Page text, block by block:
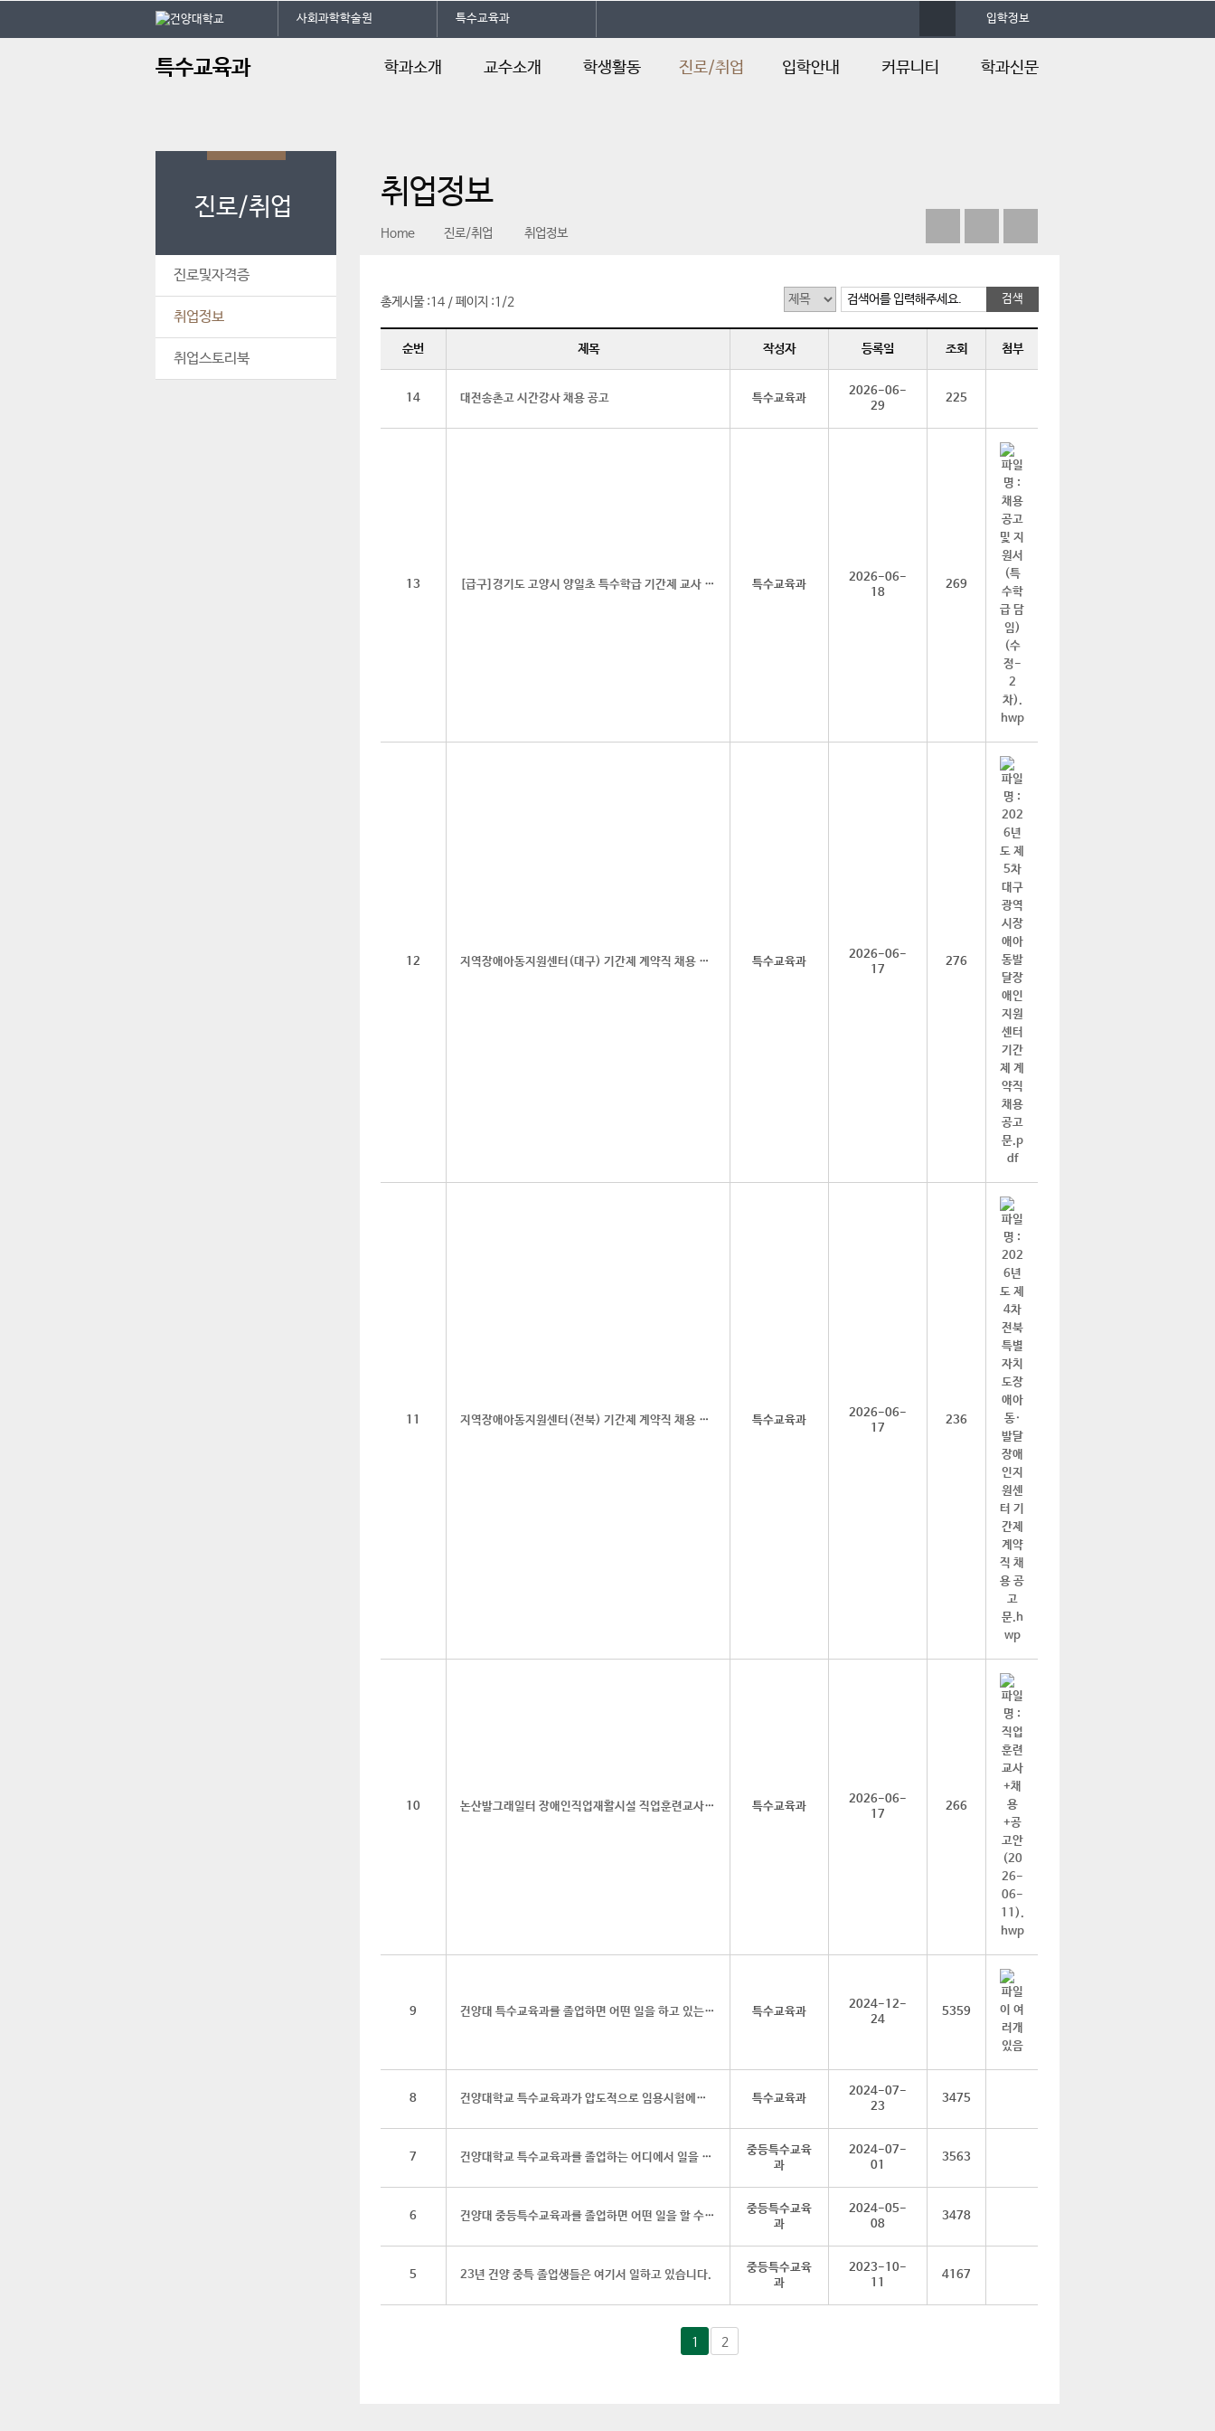
사회과학학술원 특수교육과
맵
입학정보
특수교육과 학과소개
교육과정
교수소개 학생활동 진로/취업 입학안내 커뮤니티
언론속의 건양
학과신문
진로/취업
진로및자격증
취업정보
취업스토리북
취업정보
Home 진로/취업 취업정보
총게시물 :14 /페이지 :1/2 검색어를 입력해주세요.
순번 제목 작성자 등록일 조회 첨부
14 대전송촌고 시간강사 채용 공고 특수교육과
2026-06-
29
225
13 [급구]경기도 고양시 양일초 특수학급 기간제 교사 채용 공고 특수교육과
2026-06-
18
269
12 지역장애아동지원센터(대구) 기간제 계약직 채용 공고 특수교육과
2026-06-
17
276
11 지역장애아동지원센터(전북) 기간제 계약직 채용 공고 특수교육과
2026-06-
17
236
10 논산발그래일터 장애인직업재활시설 직업훈련교사 채용 공고 특수교육과
2026-06-
17
266
9 건양대 특수교육과를 졸업하면 어떤 일을 하고 있는지 취업 사례를 통해 알려드릴게요. 특수교육과
2024-12-
24
5359
8 건양대학교 특수교육과가 압도적으로 임용시험에서 많이 합격하는 비법은? 특수교육과
2024-07-
23
3475
7 건양대학교 특수교육과를 졸업하는 어디에서 일을 할까요?
중등특수교육
과
2024-07-
01
3563
6 건양대 중등특수교육과를 졸업하면 어떤 일을 할 수 있을까요?
중등특수교육
과
2024-05-
08
3478
5 23년 건양 중특 졸업생들은 여기서 일하고 있습니다.
중등특수교육
과
2023-10-
11
4167
1 2